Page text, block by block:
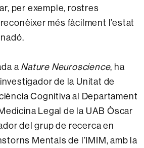
per exemple, rostres
més fàcilment l’estat
a Nature Neuroscience, ha
de la Unitat de
Cognitiva al Departament
Legal de la UAB Òscar
del grup de recerca en
Mentals de l’IMIM, amb la